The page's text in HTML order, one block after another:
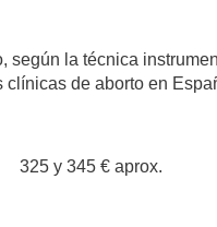
según la técnica
de aborto en
325 y 345 € aprox.